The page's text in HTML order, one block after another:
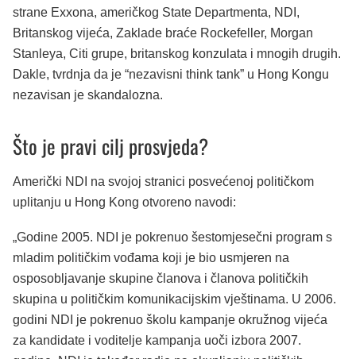
strane Exxona, američkog State Departmenta, NDI,
Britanskog vijeća, Zaklade braće Rockefeller, Morgan
Stanleya, Citi grupe, britanskog konzulata i mnogih drugih.
Dakle, tvrdnja da je “nezavisni think tank” u Hong Kongu
nezavisan je skandalozna.
Što je pravi cilj prosvjeda?
Američki NDI na svojoj stranici posvećenoj političkom
uplitanju u Hong Kong otvoreno navodi:
„Godine 2005. NDI je pokrenuo šestomjesečni program s
mladim političkim vođama koji je bio usmjeren na
osposobljavanje skupine članova i članova političkih
skupina u političkim komunikacijskim vještinama. U 2006.
godini NDI je pokrenuo školu kampanje okružnog vijeća
za kandidate i voditelje kampanja uoči izbora 2007.